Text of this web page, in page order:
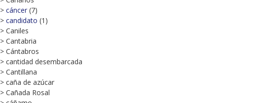
> cáncer (7)
> candidato (1)
> Caniles
> Cantabria
> Cántabros
> cantidad desembarcada
> Cantillana
> caña de azúcar
> Cañada Rosal